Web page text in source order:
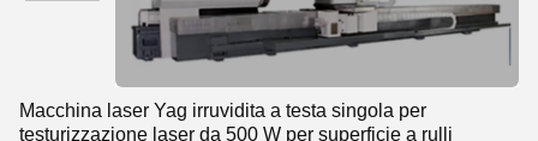
Macchina laser Yag irruvidita a testa singola per
testurizzazione laser da 500 W per superficie a rulli